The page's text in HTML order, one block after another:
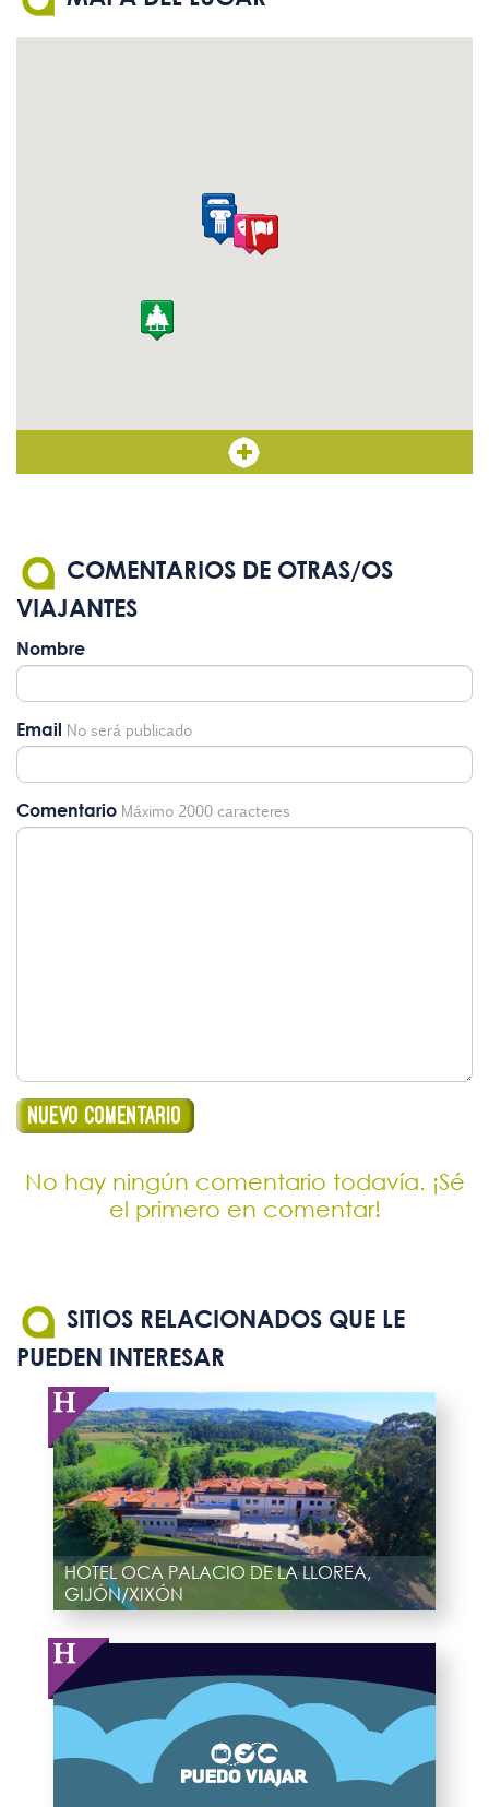
COMENTARIOS DE OTRAS/OS
VIAJANTES
Nombre
Email No será publicado
Comentario Máximo 2000 caracteres
No hay ningún comentario todavía. ¡Sé
el primero en comentar!
SITIOS RELACIONADOS QUE LE
PUEDEN INTERESAR
HOTEL OCA PALACIO DE LA LLOREA,
GIJÓN/XIXÓN